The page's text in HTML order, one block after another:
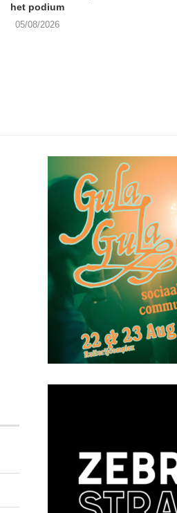
het podium
05/08/2026